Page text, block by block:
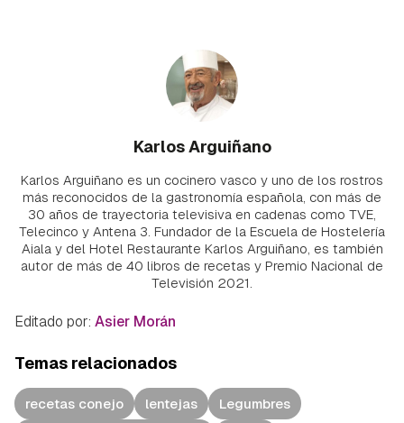
Karlos Arguiñano
Karlos Arguiñano es un cocinero vasco y uno de los rostros
más reconocidos de la gastronomía española, con más de
30 años de trayectoria televisiva en cadenas como TVE,
Telecinco y Antena 3. Fundador de la Escuela de Hostelería
Aiala y del Hotel Restaurante Karlos Arguiñano, es también
autor de más de 40 libros de recetas y Premio Nacional de
Televisión 2021.
Editado por: Asier Morán
Temas relacionados
recetas conejo lentejas
Legumbres